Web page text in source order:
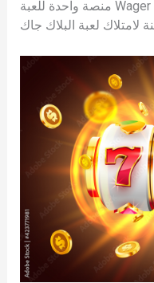
منصة واحدة للعبة Wager Blackjack المجانية بنسبة 100%،